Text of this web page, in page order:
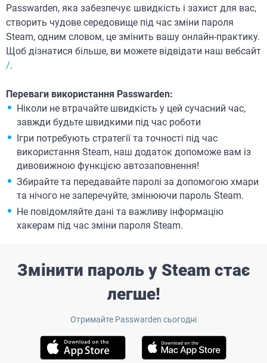
Passwarden, яка забезпечує швидкість і захист для вас,
створить чудове середовище під час зміни пароля
Steam, одним словом, це змінить вашу онлайн-практику.
Щоб дізнатися більше, ви можете відвідати наш вебсайт
/.
Переваги використання Passwarden:
Ніколи не втрачайте швидкість у цей сучасний час,
завжди будьте швидкими під час роботи
Ігри потребують стратегії та точності під час
використання Steam, наш додаток допоможе вам із
дивовижною функцією автозаповнення!
Збирайте та передавайте паролі за допомогою хмари
та нічого не заперечуйте, змінюючи пароль Steam.
Не повідомляйте дані та важливу інформацію
хакерам під час зміни пароля Steam.
Змінити пароль у Steam стає
легше!
Отримайте Passwarden сьогодні